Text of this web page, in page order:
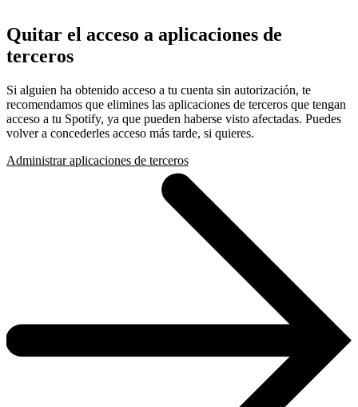
Quitar el acceso a aplicaciones de
terceros
Si alguien ha obtenido acceso a tu cuenta sin autorización, te
recomendamos que elimines las aplicaciones de terceros que tengan
acceso a tu Spotify, ya que pueden haberse visto afectadas. Puedes
volver a concederles acceso más tarde, si quieres.
Administrar aplicaciones de terceros